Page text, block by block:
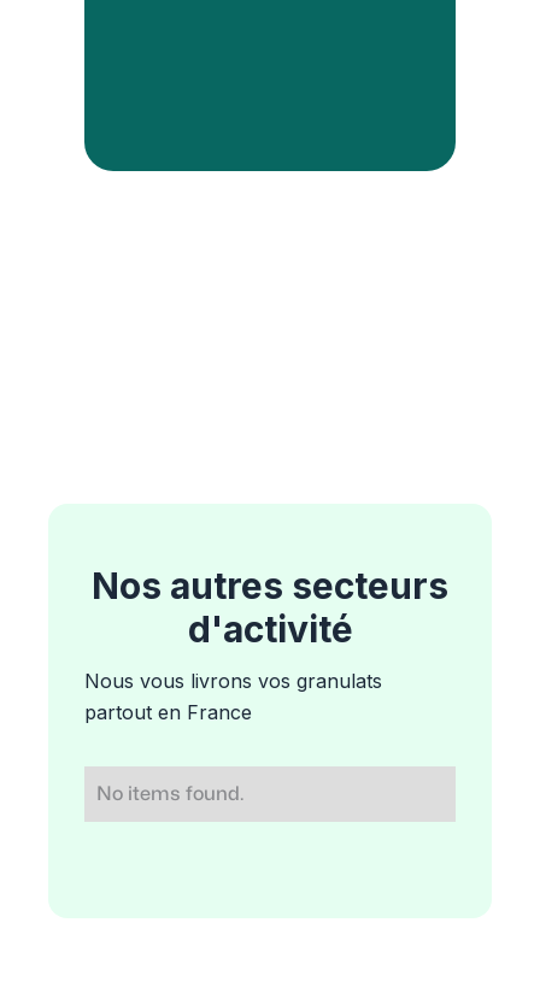
Nos autres secteurs
d'activité
Nous vous livrons vos granulats
partout en France
No items found.